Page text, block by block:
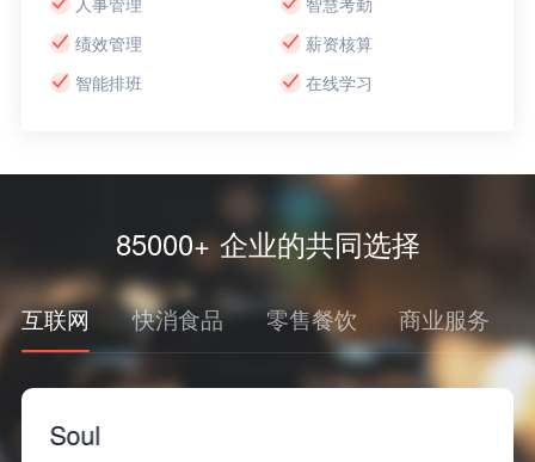
绩效管理
薪资核算
智能排班
在线学习
85000+ 企业的共同选择
互联网 快消食品 零售餐饮 商业服务
Soul